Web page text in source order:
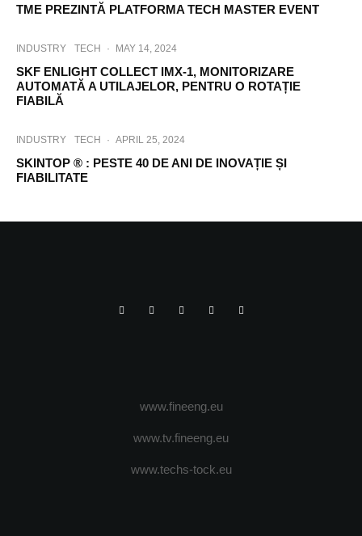
TME PREZINTĂ PLATFORMA TECH MASTER EVENT
INDUSTRY TECH · MAY 14, 2024
SKF ENLIGHT COLLECT IMX-1, MONITORIZARE
AUTOMATĂ A UTILAJELOR, PENTRU O ROTAȚIE
FIABILĂ
INDUSTRY TECH · APRIL 25, 2024
SKINTOP ® : PESTE 40 DE ANI DE INOVAȚIE ȘI
FIABILITATE
www.fineeng.eu
www.tv.fineeng.eu
www.techs-tock.eu